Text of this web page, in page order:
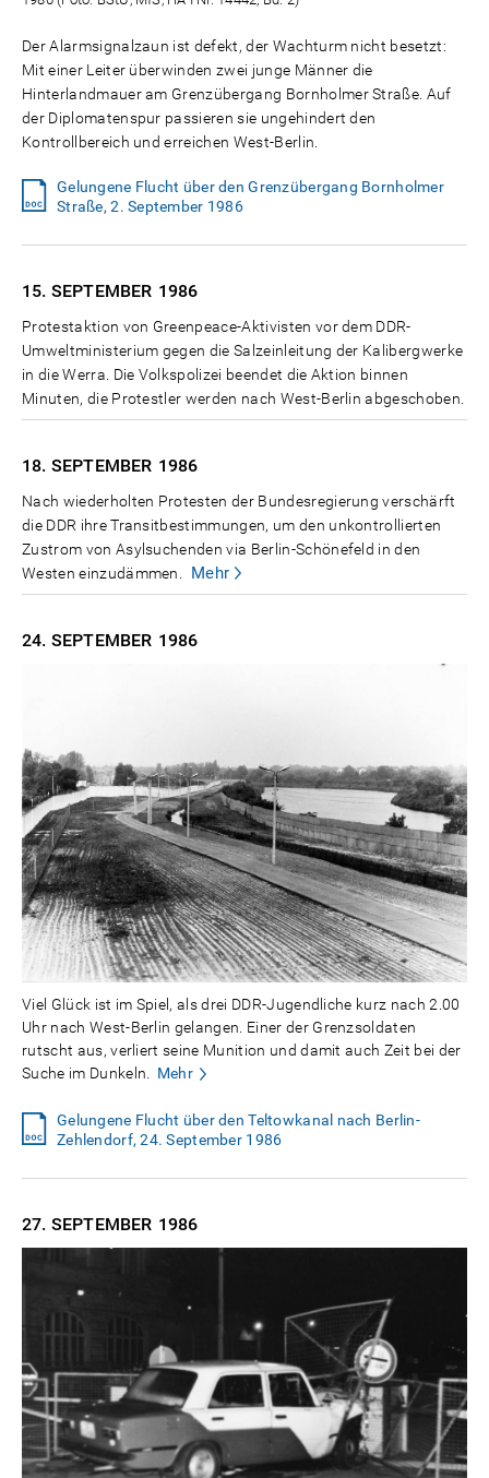
Der Alarmsignalzaun ist defekt, der Wachturm nicht besetzt:
Mit einer Leiter überwinden zwei junge Männer die
Hinterlandmauer am Grenzübergang Bornholmer Straße. Auf
der Diplomatenspur passieren sie ungehindert den
Kontrollbereich und erreichen West-Berlin.
Gelungene Flucht über den Grenzübergang Bornholmer
Straße, 2. September 1986
15. SEPTEMBER 1986
Protestaktion von Greenpeace-Aktivisten vor dem DDR-
Umweltministerium gegen die Salzeinleitung der Kalibergwerke
in die Werra. Die Volkspolizei beendet die Aktion binnen
Minuten, die Protestler werden nach West-Berlin abgeschoben.
18. SEPTEMBER 1986
Nach wiederholten Protesten der Bundesregierung verschärft
die DDR ihre Transitbestimmungen, um den unkontrollierten
Zustrom von Asylsuchenden via Berlin-Schönefeld in den
Westen einzudämmen.
Mehr
24. SEPTEMBER 1986
Viel Glück ist im Spiel, als drei DDR-Jugendliche kurz nach 2.00
Uhr nach West-Berlin gelangen. Einer der Grenzsoldaten
rutscht aus, verliert seine Munition und damit auch Zeit bei der
Suche im Dunkeln.
Mehr
Gelungene Flucht über den Teltowkanal nach Berlin-
Zehlendorf, 24. September 1986
27. SEPTEMBER 1986